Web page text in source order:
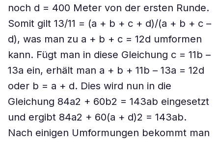
noch d = 400 Meter von der ersten Runde.
Somit gilt 13/11 = (a + b + c + d)/(a + b + c –
d), was man zu a + b + c = 12d ­umformen
kann. Fügt man in diese Gleichung c = 11b –
13a ein, erhält man a + b + 11b – 13a = 12d
oder b = a + d. Dies wird nun in die
Gleichung 84a2 + 60b2 = 143ab eingesetzt
und ergibt 84a2 + 60(a + d)2 = 143ab.
Nach einigen ­Umformungen bekommt man